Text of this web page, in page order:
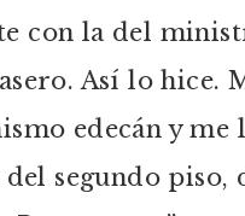
con la del
Así lo hice.
edecán y me
del segundo piso,